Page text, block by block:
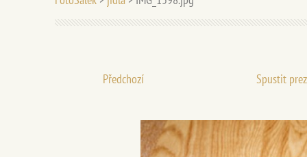
Předchozí Spustit